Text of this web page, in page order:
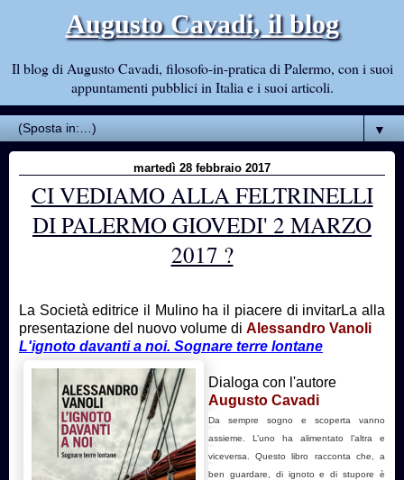
Augusto Cavadi, il blog
Il blog di Augusto Cavadi, filosofo-in-pratica di Palermo, con i suoi
appuntamenti pubblici in Italia e i suoi articoli.
▼
martedì 28 febbraio 2017
CI VEDIAMO ALLA FELTRINELLI
DI PALERMO GIOVEDI' 2 MARZO
2017 ?
La Società editrice il Mulino ha il piacere di invitarLa alla
presentazione del nuovo volume di Alessandro Vanoli
L'ignoto davanti a noi. Sognare terre lontane
Dialoga con l'autore
Augusto Cavadi
Da sempre sogno e scoperta vanno
assieme. L’uno ha alimentato l’altra e
viceversa. Questo libro racconta che, a
ben guardare, di ignoto e di stupore è